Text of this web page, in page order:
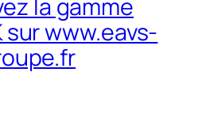
la gamme
sur www.eavs-